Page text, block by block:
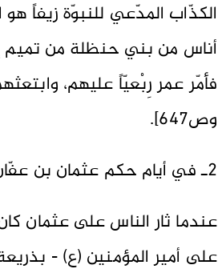
الكذّاب المدّعي للنبوّة زيفاً
أناس من بني حنظلة من تميم
وص647].
2ـ في أيام حكم عثمان بن عفّان:
عندما ثار الناس على عثمان
على أمير المؤمنين (ع) -